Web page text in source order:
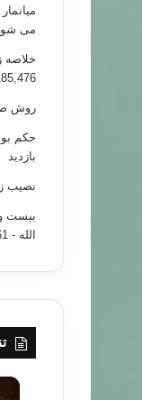
می
خلاصه
185,476
روش
حکم
بازدید
نصیب
بیست
الله - 148,961 بازدید